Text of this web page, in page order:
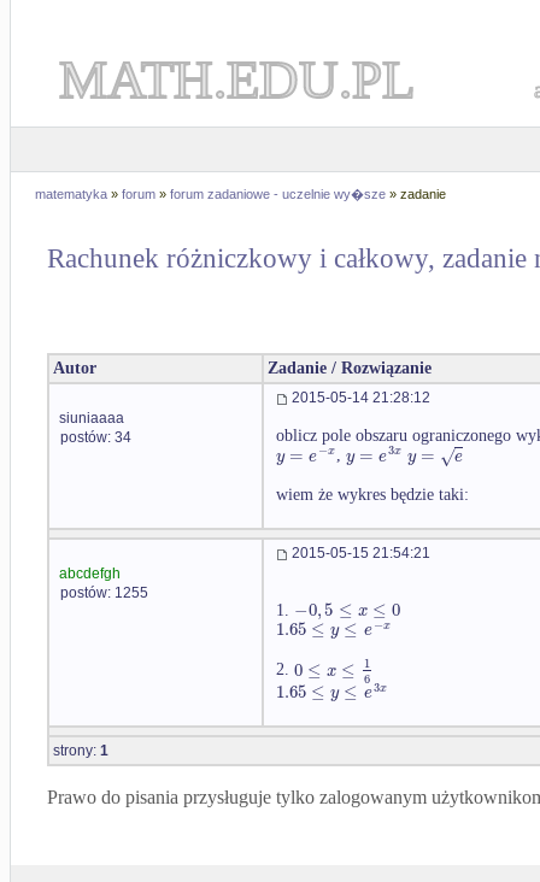
MATH.EDU.PL
matematyka » forum » forum zadaniowe - uczelnie wy�sze » zadanie
Rachunek różniczkowy i całkowy, zadanie
Autor Zadanie / Rozwiązanie
siuniaaaa
postów: 34
2015-05-14 21:28:12
oblicz pole obszaru ograniczonego
y = e−x,y = e3x y = e
√
wiem że wykres będzie taki:
abcdefgh
postów: 1255
2015-05-15 21:54:21
1. −0,5 ≤ x ≤ 0
1.65 ≤ y ≤ e−x
2. 0 ≤ x ≤ 1
6
1.65 ≤ y ≤ e3x
strony: 1
Prawo do pisania przysługuje tylko zalogowanym